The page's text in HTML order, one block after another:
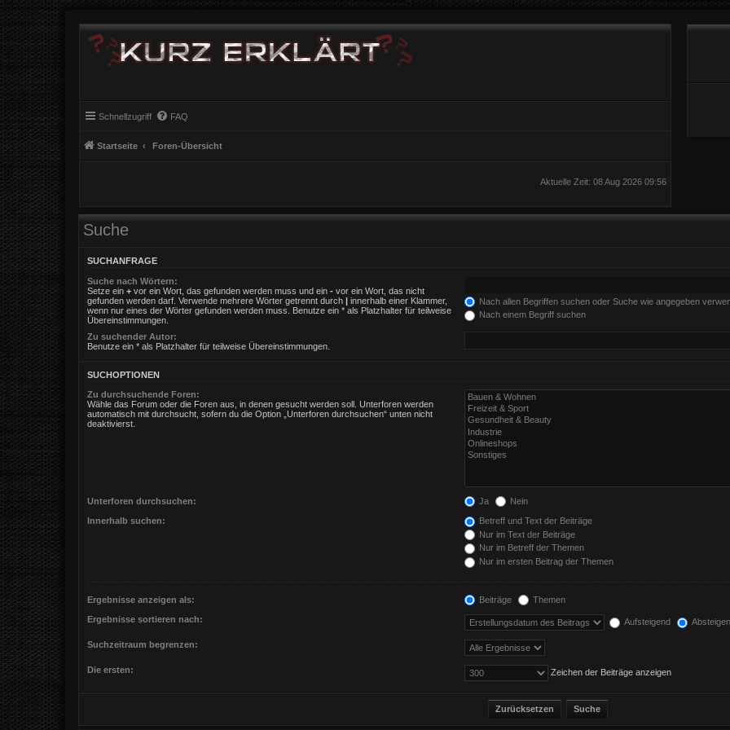
Schnellzugriff FAQ
Startseite Foren-Übersicht
Aktuelle Zeit: 08 Aug 2026 09:56
Suche
SUCHANFRAGE
Suche nach Wörtern:
Setze ein + vor ein Wort, das gefunden werden muss und ein - vor ein Wort, das nicht
gefunden werden darf. Verwende mehrere Wörter getrennt durch | innerhalb einer Klammer,
wenn nur eines der Wörter gefunden werden muss. Benutze ein * als Platzhalter für teilweise
Übereinstimmungen.
Nach allen Begriffen suchen oder Suche wie angegeben
Nach einem Begriff suchen
Zu suchender Autor:
Benutze ein * als Platzhalter für teilweise Übereinstimmungen.
SUCHOPTIONEN
Zu durchsuchende Foren:
Wähle das Forum oder die Foren aus, in denen gesucht werden soll. Unterforen werden
automatisch mit durchsucht, sofern du die Option „Unterforen durchsuchen“ unten nicht
deaktivierst.
Unterforen durchsuchen: Ja Nein
Innerhalb suchen:
Betreff und Text der Beiträge
Nur im Text der Beiträge
Nur im Betreff der Themen
Nur im ersten Beitrag der Themen
Ergebnisse anzeigen als: Beiträge Themen
Ergebnisse sortieren nach: Aufsteigend
Suchzeitraum begrenzen:
Die ersten: Zeichen der Beiträge anzeigen